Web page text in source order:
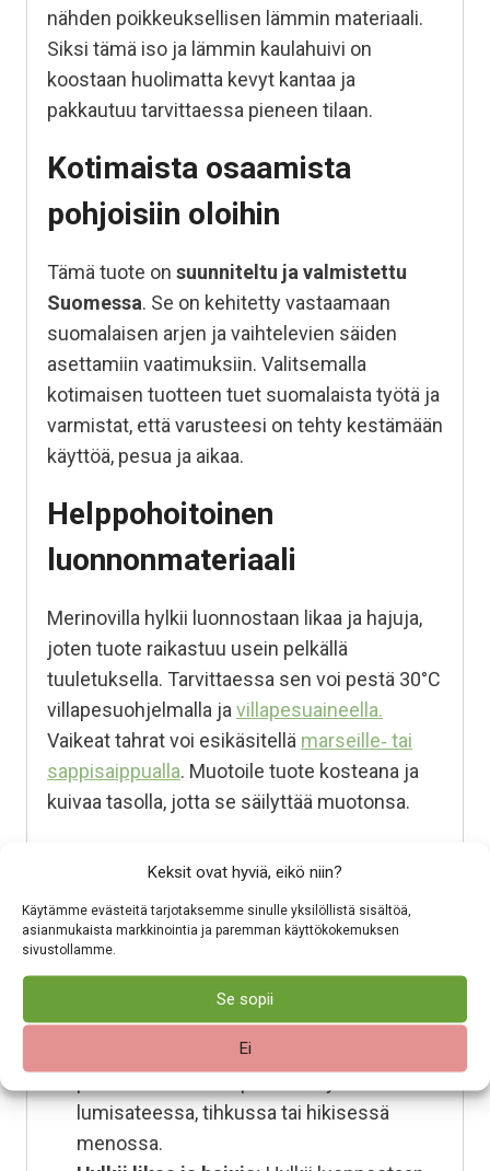
Keksit ovat hyviä, eikö niin?
Käytämme evästeitä tarjotaksemme sinulle yksilöllistä sisältöä,
asianmukaista markkinointia ja paremman käyttökokemuksen
sivustollamme.
Se sopii
Ei
nähden poikkeuksellisen lämmin materiaali.
Siksi tämä iso ja lämmin kaulahuivi on
koostaan huolimatta kevyt kantaa ja
pakkautuu tarvittaessa pieneen tilaan.
Kotimaista osaamista
pohjoisiin oloihin
Tämä tuote on suunniteltu ja valmistettu
Suomessa. Se on kehitetty vastaamaan
suomalaisen arjen ja vaihtelevien säiden
asettamiin vaatimuksiin. Valitsemalla
kotimaisen tuotteen tuet suomalaista työtä ja
varmistat, että varusteesi on tehty kestämään
käyttöä, pesua ja aikaa.
Helppohoitoinen
luonnonmateriaali
Merinovilla hylkii luonnostaan likaa ja hajuja,
joten tuote raikastuu usein pelkällä
tuuletuksella. Tarvittaessa sen voi pestä 30°C
villapesuohjelmalla ja villapesuaineella.
Vaikeat tahrat voi esikäsitellä marseille‑ tai
sappisaippualla. Muotoile tuote kosteana ja
kuivaa tasolla, jotta se säilyttää muotonsa.
Pehmeää 100% merinovillaa
hengittää tuntuu siksi mukavalta päällä.
Merino mukautuu lämpötilan vaihteluihin,
eikä hiosta, vaikka lämpötila vaihtuisi.
Lämmittää myös kosteana:Säilyttää
lämpöä sitomalla ilmaa kuitujen väliin ja
lumisateessa, tihkussa tai hikisessä
menossa.